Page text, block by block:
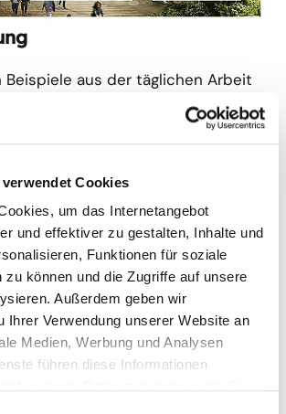
Cookies
um das Internetangebot
und effektiver zu gestalten, Inhalte und
Funktionen für soziale
zu können und die Zugriffe auf unsere
Außerdem geben wir
Ihrer Verwendung unserer Website an
Medien, Werbung und Analysen
führen diese Informationen
CO2als Rohstoff und
Beispiele aus der täglichen Arbeit
wo die Energiezukunft schon
in den Startlöchern steht. Die
wird komplett erneuerbar sein -
klimaneutrale Reserve-
Abscheidung und
CO
2
steckt zwar noch in der
Erfolge gibt es aber schon. Im
der Zukunft können
Ladestationen eigenständig
Und auch die dena selbst
größere Verantwortung,